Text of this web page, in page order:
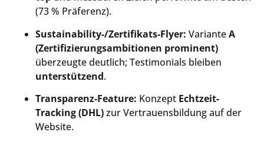
(73 % Präferenz).
Sustainability-/Zertifikats-Flyer: VarianteA
(Zertifizierungsambitionen prominent)
überzeugte deutlich; Testimonials bleiben
unterstützend.
Transparenz-Feature: Konzept Echtzeit-
Tracking (DHL)zur Vertrauensbildung auf der
Website.